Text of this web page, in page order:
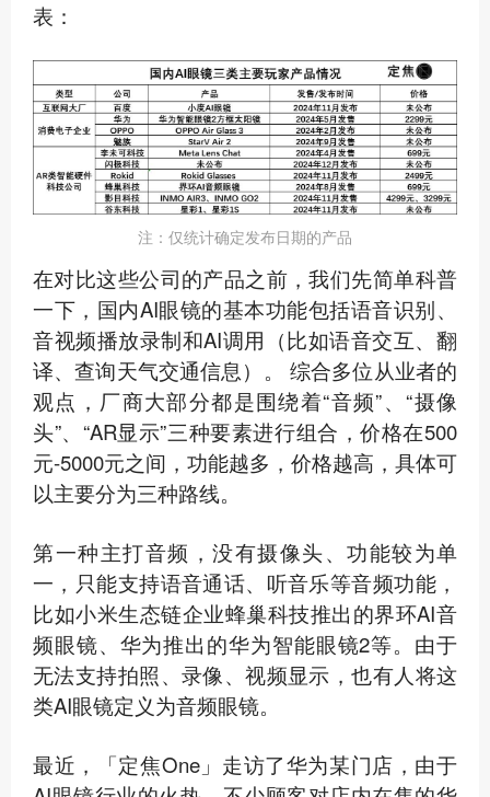
表：
注：仅统计确定发布日期的产品
在对比这些公司的产品之前，我们先简单科普
一下，国内AI眼镜的基本功能包括语音识别、
音视频播放录制和AI调用（比如语音交互、翻
译、查询天气交通信息）。 综合多位从业者的
观点，厂商大部分都是围绕着“音频”、“摄像
头”、“AR显示”三种要素进行组合，价格在500
元-5000元之间，功能越多，价格越高， 具体可
以主要分为三种路线。
第一种主打音频 ，没有摄像头、功能较为单
一，只能支持语音通话、听音乐等音频功能，
比如小米生态链企业蜂巢科技推出的界环AI音
频眼镜、华为推出的华为智能眼镜2等。由于
无法支持拍照、录像、视频显示，也有人将这
类AI眼镜定义为音频眼镜。
最近，「定焦One」走访了华为某门店，由于